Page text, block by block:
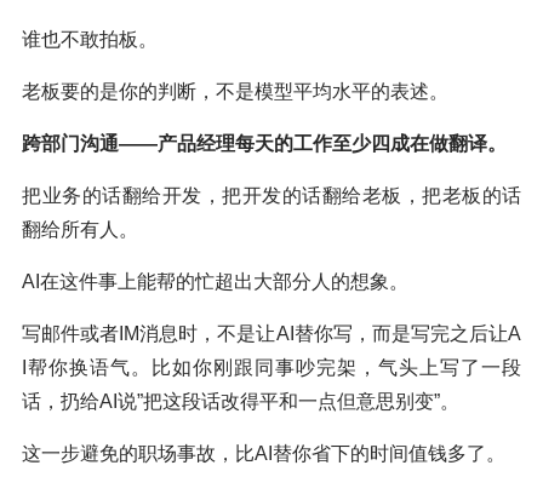
谁也不敢拍板。
老板要的是你的判断，不是模型平均水平的表述。
跨部门沟通——产品经理每天的工作至少四成在做翻译。
把业务的话翻给开发，把开发的话翻给老板，把老板的话
翻给所有人。
AI在这件事上能帮的忙超出大部分人的想象。
写邮件或者IM消息时，不是让AI替你写，而是写完之后让A
I帮你换语气。比如你刚跟同事吵完架，气头上写了一段
话，扔给AI说”把这段话改得平和一点但意思别变”。
这一步避免的职场事故，比AI替你省下的时间值钱多了。